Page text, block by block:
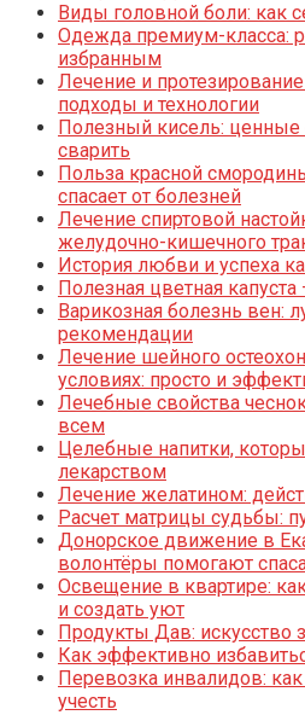
Виды головной боли: как
Одежда премиум-класса:
избранным
Лечение и
подходы и технологии
Полезный кисель: ценные
сварить
Польза красной
спасает от болезней
Лечение спиртовой
желудочно-кишечного
История любви и успеха
Полезная цветная
Варикозная болезнь вен:
рекомендации
Лечение шейного
условиях: просто и
Лечебные свойства
всем
Целебные напитки,
лекарством
Лечение желатином:
Расчет матрицы судьбы:
Донорское движение в
волонтёры помогают
Освещение в квартире:
и создать уют
Продукты Дав: искусство
Как эффективно
Перевозка инвалидов: как
учесть